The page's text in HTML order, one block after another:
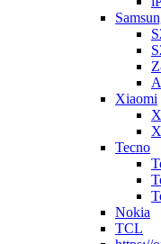
Xiaomi
Tecno
Nokia
TCL